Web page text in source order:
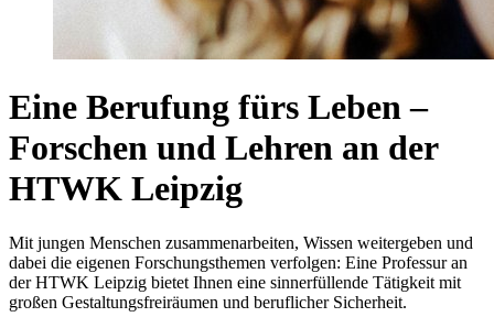
Eine Berufung fürs Leben –
Forschen und Lehren an der
HTWK Leipzig
Mit jungen Menschen zusammenarbeiten, Wissen weitergeben und
dabei die eigenen Forschungsthemen verfolgen: Eine Professur an
der HTWK Leipzig bietet Ihnen eine sinnerfüllende Tätigkeit mit
großen Gestaltungsfreiräumen und beruflicher Sicherheit.